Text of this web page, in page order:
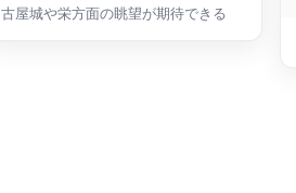
古屋城や栄方面の眺望が期待できる